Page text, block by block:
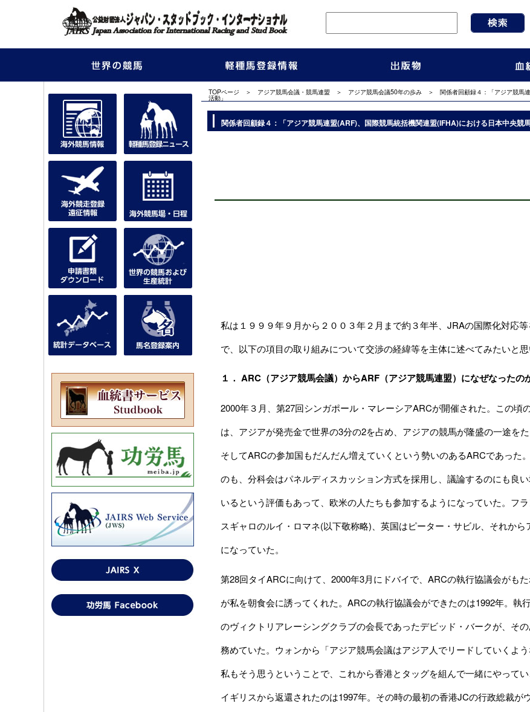
TOPページ ＞ アジア競馬会議・競馬連盟 ＞ アジア競馬会議50年の歩み ＞ 関係者回顧録４：「アジア競馬
活動」
関係者回顧録４：「アジア競馬連盟(ARF)、国際競馬統括機関連盟(IFHA)における日本中央競
私は１９９９年９月から２００３年２月まで約３年半、JRAの国際化対応
で、以下の項目の取り組みについて交渉の経緯等を主体に述べてみたいと思
１． ARC（アジア競馬会議）からARF（アジア競馬連盟）になぜなったの
2000年３月、第27回シンガポール・マレーシアARCが開催された。この頃
は、アジアが発売金で世界の3分の2を占め、アジアの競馬が隆盛の一途をた
そしてARCの参加国もだんだん増えていくという勢いのあるARCであった
のも、分科会はパネルディスカッション方式を採用し、議論するのにも良
いるという評価もあって、欧米の人たちも参加するようになっていた。フ
スギャロのルイ・ロマネ(以下敬称略)、英国はピーター・サビル、それか
になっていた。
第28回タイARCに向けて、2000年3月にドバイで、ARCの執行協議会がも
が私を朝食会に誘ってくれた。ARCの執行協議会ができたのは1992年。執
のヴィクトリアレーシングクラブの会長であったデビッド・バークが、そ
務めていた。ウォンから「アジア競馬会議はアジア人でリードしていくよ
私もそう思うということで、これから香港とタッグを組んで一緒にやって
イギリスから返還されたのは1997年。その時の最初の香港JCの行政総裁